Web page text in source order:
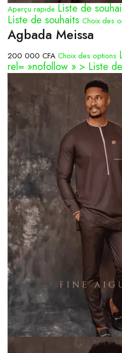
Aperçu rapide Liste de
Liste de souhaits Choix des
Agbada Meissa
200 000 CFA Choix des options
rel= »nofollow » > Liste